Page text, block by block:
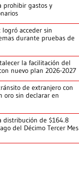
prohibir gastos y
acceder sin
durante pruebas de
la facilitación del
nuevo plan 2026-2027
de extranjero con
oro sin declarar en
distribución de $164.8
del Décimo Tercer Mes